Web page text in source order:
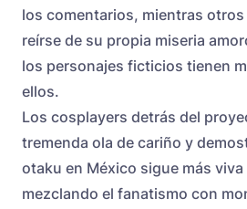
los comentarios, mientras
reírse de su propia miseria
los personajes ficticios tienen
ellos.
Los cosplayers detrás del
tremenda ola de cariño y
otaku en México sigue más
mezclando el fanatismo con